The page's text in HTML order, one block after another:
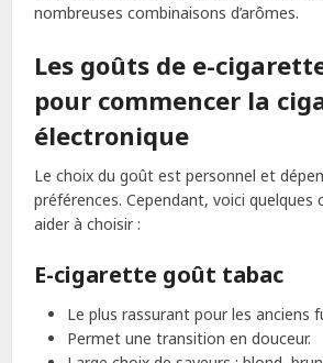
nombreuses combinaisons d’arômes.
Les goûts de e-
pour commencer la
électronique
Le choix du goût est personnel et
préférences. Cependant, voici quelques
aider à choisir :
E-cigarette goût tabac
Le plus rassurant pour les anciens
Permet une transition en douceur.